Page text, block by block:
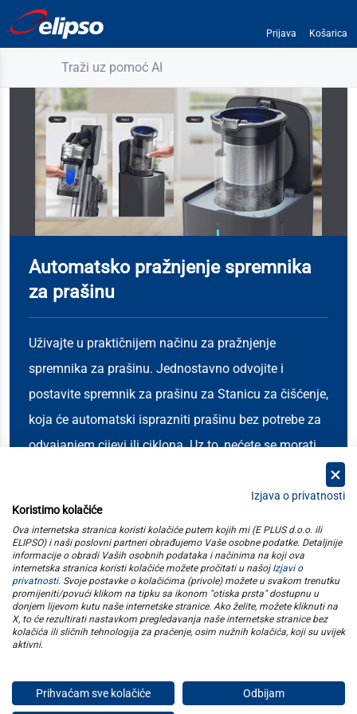
Prijava Košarica
Traži uz pomoć AI
Automatsko pražnjenje spremnika
za prašinu
Uživajte u praktičnijem načinu za pražnjenje
spremnika za prašinu. Jednostavno odvojite i
postavite spremnik za prašinu za Stanicu za čišćenje,
koja će automatski isprazniti prašinu bez potrebe za
odvajanjem cijevi ili ciklona. Uz to, nećete se morati
kategorije
elipso
informacije
pratite nas
E plus d.o.o. © Copyright 2026
Izjava o privatnosti
Koristimo kolačiće
Ova internetska stranica koristi kolačiće putem kojih mi (E PLUS d.o.o. ili
ELIPSO) i naši poslovni partneri obrađujemo Vaše osobne podatke. Detaljnije
informacije o obradi Vaših osobnih podataka i načinima na koji ova
internetska stranica koristi kolačiće možete pročitati u našoj Izjavi o
privatnosti. Svoje postavke o kolačićima (privole) možete u svakom trenutku
promijeniti/povući klikom na tipku sa ikonom "otiska prsta" dostupnu u
donjem lijevom kutu naše internetske stranice. Ako želite, možete kliknuti na
X, to će rezultirati nastavkom pregledavanja naše internetske stranice bez
kolačića ili sličnih tehnologija za praćenje, osim nužnih kolačića, koji su uvijek
aktivni.
Prihvaćam sve kolačiće Odbijam